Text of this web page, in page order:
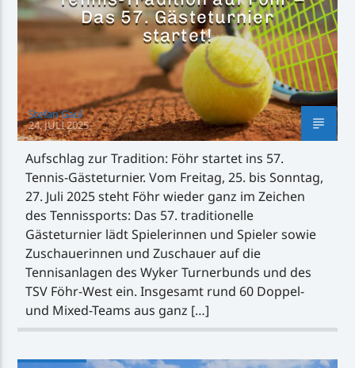
Das 57. Gästeturnier
startet!
Stefan Gaul
24. JULI 2025
Aufschlag zur Tradition: Föhr startet ins 57.
Tennis-Gästeturnier. Vom Freitag, 25. bis Sonntag,
27. Juli 2025 steht Föhr wieder ganz im Zeichen
des Tennissports: Das 57. traditionelle
Gästeturnier lädt Spielerinnen und Spieler sowie
Zuschauerinnen und Zuschauer auf die
Tennisanlagen des Wyker Turnerbunds und des
TSV Föhr-West ein. Insgesamt rund 60 Doppel-
und Mixed-Teams aus ganz […]